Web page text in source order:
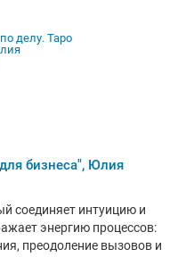
бизнеса", Юлия
соединяет интуицию и
энергию процессов:
преодоление вызовов и